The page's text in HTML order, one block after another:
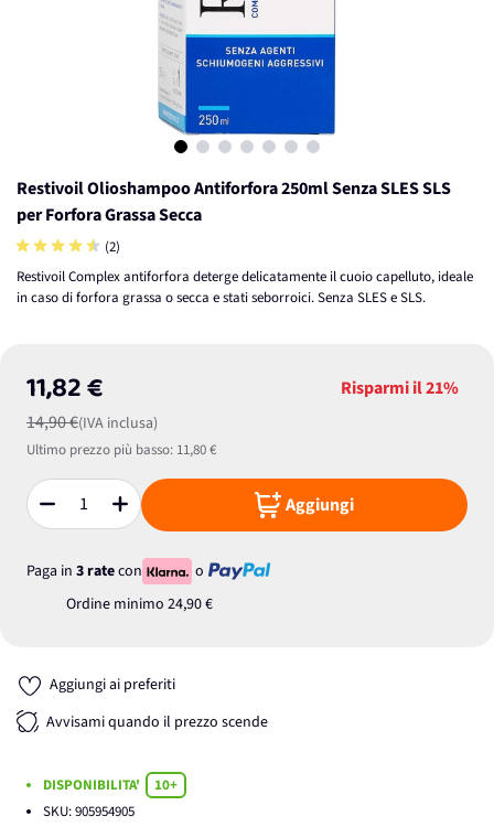
View larger image
View larger image
View larger image
View larger image
View larger image
View larger image
View larger image
Restivoil Olioshampoo Antiforfora 250ml Senza SLES SLS
per Forfora Grassa Secca
(2)
Restivoil Complex antiforfora deterge delicatamente il cuoio capelluto, ideale
in caso di forfora grassa o secca e stati seborroici. Senza SLES e SLS.
11,82 €
14,90 €(IVA inclusa)
Risparmi il21%
Ultimo prezzo più basso: 11,80 €
Quantità Aggiungi
Paga in 3 ratecon
o
Ordine minimo 24,90 €
Aggiungi ai preferiti
Avvisami quando il prezzo scende
DISPONIBILITA'
10+
SKU:905954905